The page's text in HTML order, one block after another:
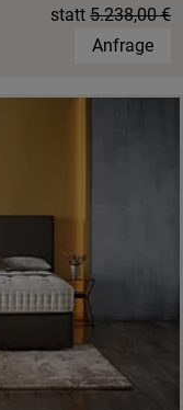
statt 5.238,00 €
Anfrage